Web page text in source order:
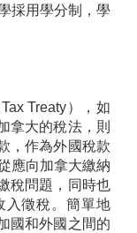
採用學分制，學
Treaty），如
拿大的稅法，則
，作為外國稅款
應向加拿大繳納
稅問題，同時也
入徵稅。簡單地
國和外國之間的